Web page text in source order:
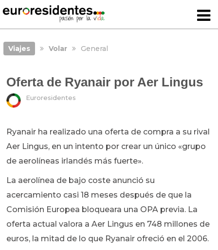
Viajes Volar General
Oferta de Ryanair por Aer Lingus
Euroresidentes
Ryanair ha realizado una oferta de compra a su rival
Aer Lingus, en un intento por crear un único «grupo
de aerolíneas irlandés más fuerte».
La aerolínea de bajo coste anunció su
acercamiento casi 18 meses después de que la
Comisión Europea bloqueara una OPA previa. La
oferta actual valora a Aer Lingus en 748 millones de
euros, la mitad de lo que Ryanair ofreció en el 2006.